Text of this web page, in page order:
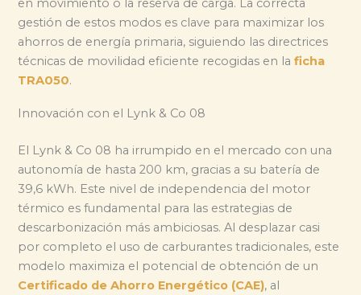
en movimiento o la reserva de carga. La correcta
gestión de estos modos es clave para maximizar los
ahorros de energía primaria, siguiendo las directrices
técnicas de movilidad eficiente recogidas en laficha
TRA050.
Innovación con el Lynk & Co 08
El Lynk & Co 08 ha irrumpido en el mercado con una
autonomía de hasta 200 km, gracias a su batería de
39,6 kWh. Este nivel de independencia del motor
térmico es fundamental para las estrategias de
descarbonización más ambiciosas. Al desplazar casi
por completo el uso de carburantes tradicionales, este
modelo maximiza el potencial de obtención de un
Certificado de Ahorro Energético (CAE), al